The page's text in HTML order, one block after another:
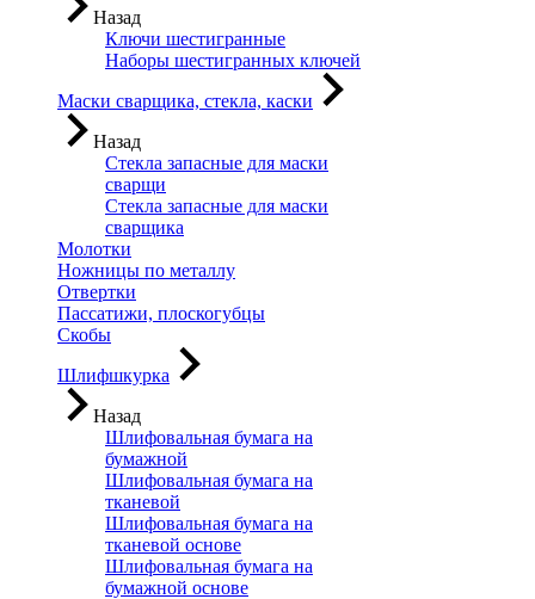
Назад
Ключи шестигранные
Наборы шестигранных ключей
Маски сварщика, стекла, каски
Назад
Стекла запасные для маски
сварщи
Стекла запасные для маски
сварщика
Молотки
Ножницы по металлу
Отвертки
Пассатижи, плоскогубцы
Скобы
Шлифшкурка
Назад
Шлифовальная бумага на
бумажной
Шлифовальная бумага на
тканевой
Шлифовальная бумага на
тканевой основе
Шлифовальная бумага на
бумажной основе